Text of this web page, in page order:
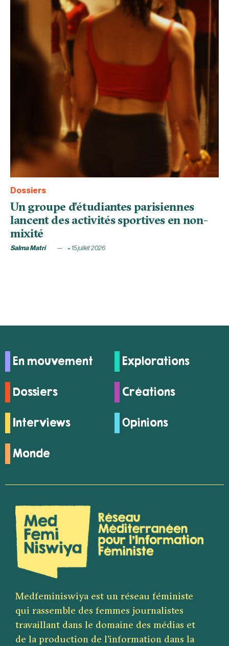
Dossiers
Un groupe d’étudiantes parisiennes
lancent des activités sportives en non-
mixité
Salma Matri 15 juillet 2026
En mouvement Explorations
Dossiers Créations
Interviews Opinions
Monde
Medfeminiswiya est un réseau féministe
qui rassemble des femmes journalistes
travaillant dans le domaine des médias et
de la production de l’information dans la